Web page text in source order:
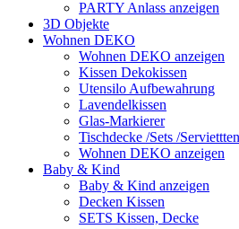
PARTY Anlass anzeigen
3D Objekte
Wohnen DEKO
Wohnen DEKO anzeigen
Kissen Dekokissen
Utensilo Aufbewahrung
Lavendelkissen
Glas-Markierer
Tischdecke /Sets /Serviettten
Wohnen DEKO anzeigen
Baby & Kind
Baby & Kind anzeigen
Decken Kissen
SETS Kissen, Decke